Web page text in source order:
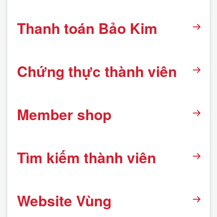
Thanh toán Bảo Kim
Chứng thực thành viên
Member shop
Tìm kiếm thành viên
Website Vùng